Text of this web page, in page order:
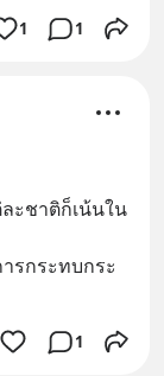
1 1
ะชาติก็เน้นใน
รกระทบกระ
1